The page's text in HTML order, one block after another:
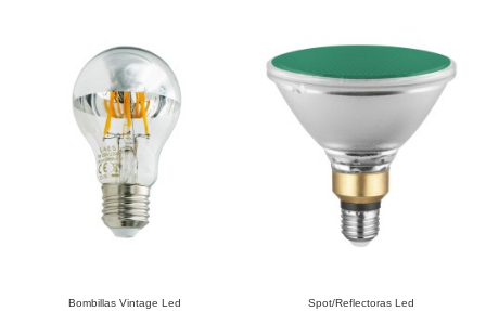
Bombillas Vintage Led Spot/Reflectoras Led